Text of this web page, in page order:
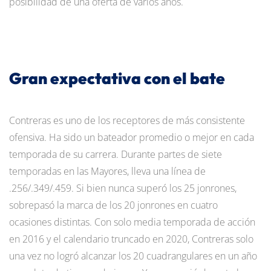
Gran expectativa con el bate
Contreras es uno de los receptores de más consistente
ofensiva. Ha sido un bateador promedio o mejor en cada
temporada de su carrera. Durante partes de siete
temporadas en las Mayores, lleva una línea de
.256/.349/.459. Si bien nunca superó los 25 jonrones,
sobrepasó la marca de los 20 jonrones en cuatro
ocasiones distintas. Con solo media temporada de acción
en 2016 y el calendario truncado en 2020, Contreras solo
una vez no logró alcanzar los 20 cuadrangulares en un año